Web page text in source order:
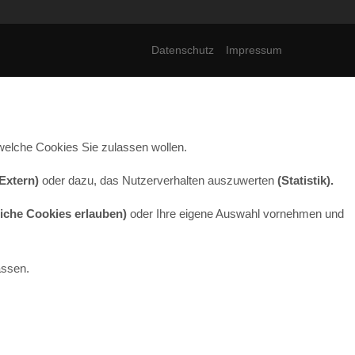
Datenschutz Impressum
Cookies Sie zulassen wollen.
oder dazu, das Nutzerverhalten auszuwerten (Statistik).
Cookies erlauben) oder Ihre eigene Auswahl vornehmen und